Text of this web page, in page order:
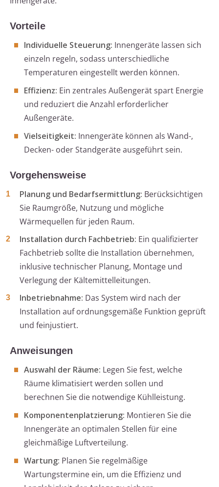
Vorteile
Individuelle Steuerung: Innengeräte lassen sich
einzeln regeln, sodass unterschiedliche
Temperaturen eingestellt werden können.
Effizienz: Ein zentrales Außengerät spart Energie
und reduziert die Anzahl erforderlicher
Außengeräte.
Vielseitigkeit: Innengeräte können als Wand-,
Decken- oder Standgeräte ausgeführt sein.
Vorgehensweise
Planung und Bedarfsermittlung: Berücksichtigen
Sie Raumgröße, Nutzung und mögliche
Wärmequellen für jeden Raum.
Installation durch Fachbetrieb: Ein qualifizierter
Fachbetrieb sollte die Installation übernehmen,
inklusive technischer Planung, Montage und
Verlegung der Kältemittelleitungen.
Inbetriebnahme: Das System wird nach der
Installation auf ordnungsgemäße Funktion geprüft
und feinjustiert.
Anweisungen
Auswahl der Räume: Legen Sie fest, welche
Räume klimatisiert werden sollen und
berechnen Sie die notwendige Kühlleistung.
Komponentenplatzierung: Montieren Sie die
Innengeräte an optimalen Stellen für eine
gleichmäßige Luftverteilung.
Wartung: Planen Sie regelmäßige
Wartungstermine ein, um die Effizienz und